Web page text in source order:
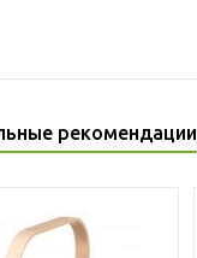
рекомендации